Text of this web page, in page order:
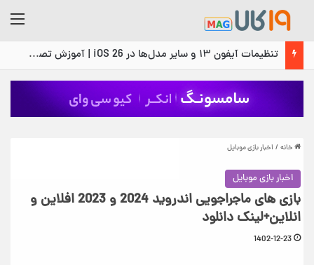
تنظیمات آیفون ۱۳ و سایر مدل‌ها در iOS 26 | آموزش تصویری و گام‌به‌گام
خانه / اخبار بازی موبایل
اخبار بازی موبایل
بازی های ماجراجویی اندروید 2024 و 2023 افلاین و
انلاین+لینک دانلود
1402-12-23